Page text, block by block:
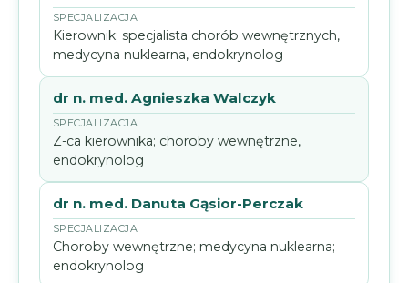
Kierownik; specjalista chorób wewnętrznych,
medycyna nuklearna, endokrynolog
dr n. med. Agnieszka Walczyk
Z-ca kierownika; choroby wewnętrzne,
endokrynolog
dr n. med. Danuta Gąsior-Perczak
Choroby wewnętrzne; medycyna nuklearna;
endokrynolog